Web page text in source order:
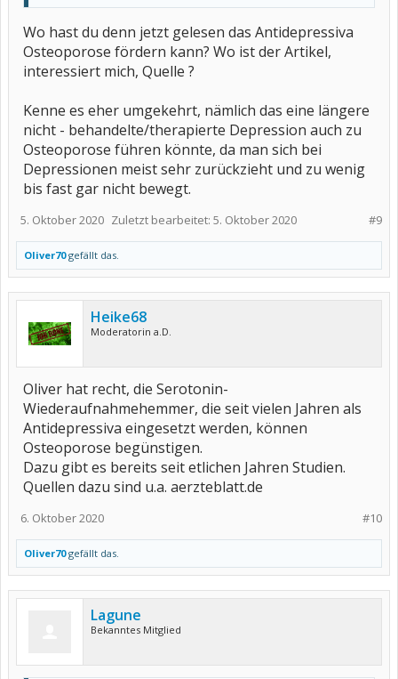
Wo hast du denn jetzt gelesen das Antidepressiva
Osteoporose fördern kann? Wo ist der Artikel,
interessiert mich, Quelle ?
Kenne es eher umgekehrt, nämlich das eine längere
nicht - behandelte/therapierte Depression auch zu
Osteoporose führen könnte, da man sich bei
Depressionen meist sehr zurückzieht und zu wenig
bis fast gar nicht bewegt.
#9
5. Oktober 2020 Zuletzt bearbeitet: 5. Oktober 2020
Oliver70gefällt das.
Heike68
Moderatorin a.D.
Oliver hat recht, die Serotonin-
Wiederaufnahmehemmer, die seit vielen Jahren als
Antidepressiva eingesetzt werden, können
Osteoporose begünstigen.
Dazu gibt es bereits seit etlichen Jahren Studien.
Quellen dazu sind u.a. aerzteblatt.de
#10
6. Oktober 2020
Oliver70gefällt das.
Lagune
Bekanntes Mitglied